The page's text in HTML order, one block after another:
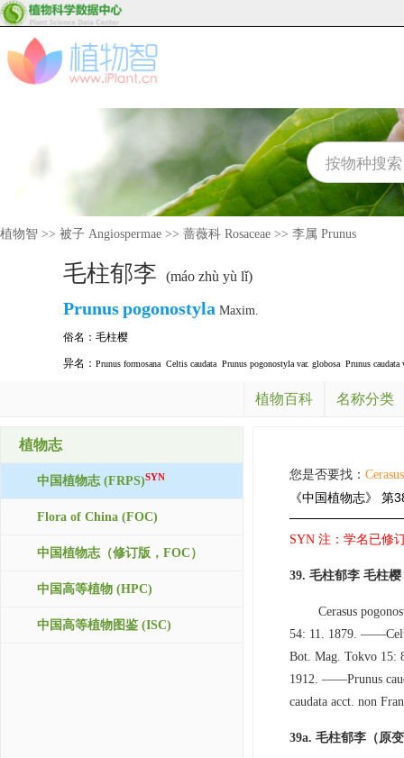
植物智 >> 被子 Angiospermae >> 蔷薇科 Rosaceae >> 李属 Prunus
毛柱郁李 (máo zhù yù lǐ)
Prunuspogonostyla Maxim.
俗名： 毛柱樱
异名： Prunus formosana Celtis caudata Prunus pogonostyla var. globosa Prunus caudata
植物百科 名称分类
植物志
中国植物志 (FRPS)SYN
Flora of China (FOC)
中国植物志（修订版，FOC）
中国高等植物 (HPC)
中国高等植物图鉴 (ISC)
您是否要找：
《中国植物志》 第
SYN 注：学名已修
39. 毛柱郁李 毛柱
Cerasus
54: 11. 1879.
Bot. Mag. Tokvo 15:
1912. ——Prunus
caudata acct. non
39a. 毛柱郁李（原